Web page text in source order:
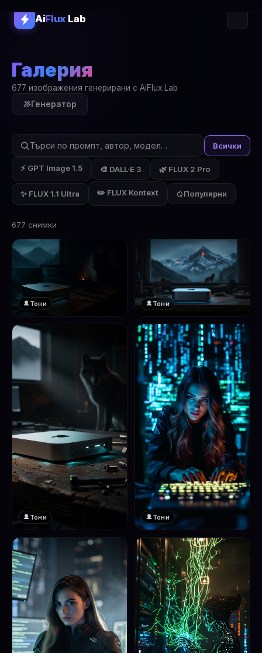
AiFluxLab
Галерия
677 изображения генерирани с AiFlux Lab
Генератор
Всички
⚡ GPT Image 1.5 🎨 DALL·E 3 🌿 FLUX 2 Pro
✨ FLUX 1.1 Ultra ✏️ FLUX Kontext Популярни
677 снимки
Тони Тони
Тони
❤️
1
Тони